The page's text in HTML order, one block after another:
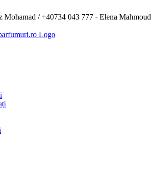
/ +40734 043 777 - Elena Mahmoud